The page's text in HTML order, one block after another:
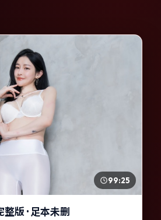
99:25
版 · 足本未删